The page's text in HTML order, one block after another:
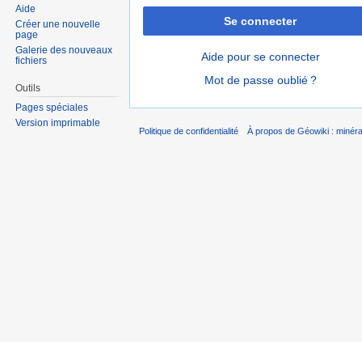
Se connecter
Aide pour se connecter
Mot de passe oublié ?
Aide
Créer une nouvelle
page
Galerie des nouveaux
fichiers
Outils
Pages spéciales
Version imprimable
Politique de confidentialité À propos de Géowiki :